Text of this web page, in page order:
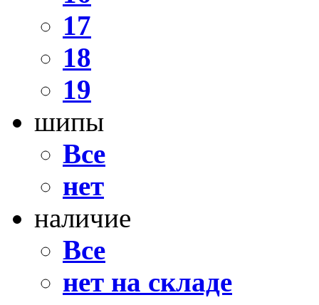
17
18
19
шипы
Все
нет
наличие
Все
нет на складе